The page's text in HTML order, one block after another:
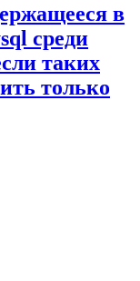
в
среди
таких
только